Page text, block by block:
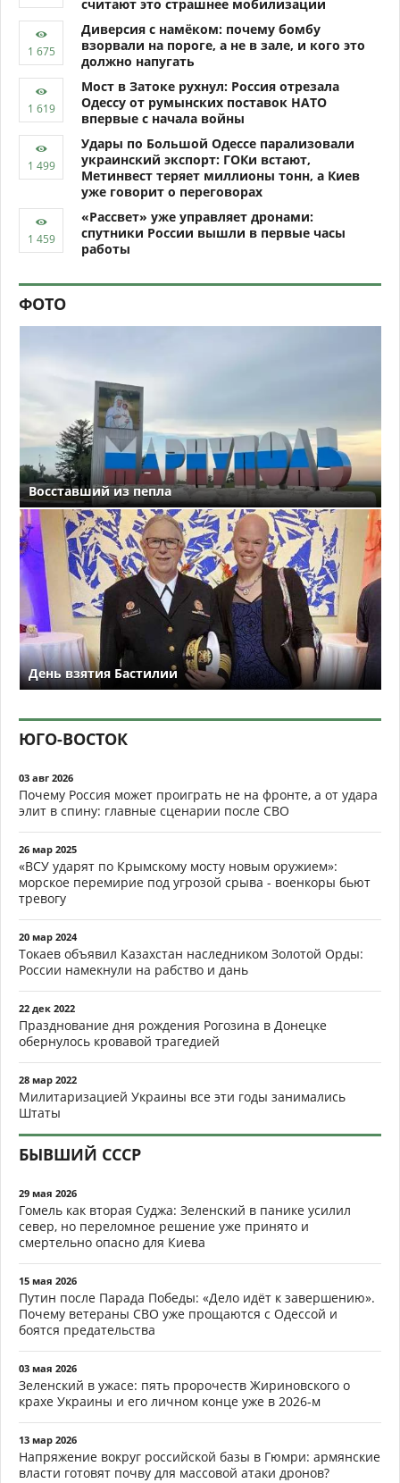
считают это страшнее мобилизации
Диверсия с намёком: почему бомбу
взорвали на пороге, а не в зале, и кого это
должно напугать
Мост в Затоке рухнул: Россия отрезала
Одессу от румынских поставок НАТО
впервые с начала войны
Удары по Большой Одессе парализовали
украинский экспорт: ГОКи встают,
Метинвест теряет миллионы тонн, а Киев
уже говорит о переговорах
«Рассвет» уже управляет дронами:
спутники России вышли в первые часы
работы
ФОТО
Восставший из пепла
День взятия Бастилии
ЮГО-ВОСТОК
03 авг 2026
Почему Россия может проиграть не на фронте, а от удара
элит в спину: главные сценарии после СВО
26 мар 2025
«ВСУ ударят по Крымскому мосту новым оружием»:
морское перемирие под угрозой срыва - военкоры бьют
тревогу
20 мар 2024
Токаев объявил Казахстан наследником Золотой Орды:
России намекнули на рабство и дань
22 дек 2022
Празднование дня рождения Рогозина в Донецке
обернулось кровавой трагедией
28 мар 2022
Милитаризацией Украины все эти годы занимались
Штаты
БЫВШИЙ СССР
29 мая 2026
Гомель как вторая Суджа: Зеленский в панике усилил
север, но переломное решение уже принято и
смертельно опасно для Киева
15 мая 2026
Путин после Парада Победы: «Дело идёт к завершению».
Почему ветераны СВО уже прощаются с Одессой и
боятся предательства
03 мая 2026
Зеленский в ужасе: пять пророчеств Жириновского о
крахе Украины и его личном конце уже в 2026-м
13 мар 2026
Напряжение вокруг российской базы в Гюмри: армянские
власти готовят почву для массовой атаки дронов?